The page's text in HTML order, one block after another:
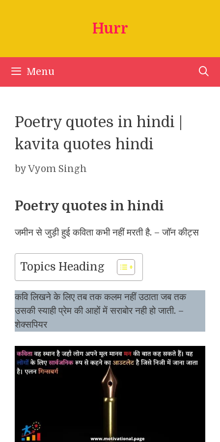
Hurr
Menu
Poetry quotes in hindi |
kavita quotes hindi
byVyom Singh
Poetry quotes in hindi
जमीन से जुड़ी हुई कविता कभी नहीं मरती है. – जॉन कीट्स
Topics Heading
कवि लिखने के लिए तब तक कलम नहीं उठाता जब तक
उसकी स्याही प्रेम की आहों में सराबोर नही हो जाती. –
शेक्सपियर